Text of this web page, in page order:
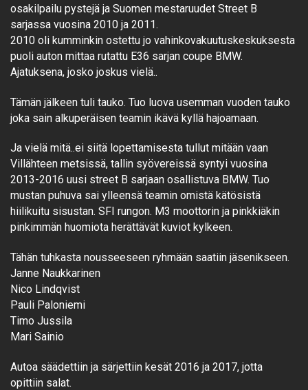
osakilpailu pystejä ja Suomen mestaruudet Street B
sarjassa vuosina 2010 ja 2011.
2010 oli kumminkin ostettu jo vahinkovakuutuskeskuksesta
puoli auton mittaa rutattu E36 sarjan coupe BMW.
Ajatuksena, josko joskus vielä..
Tämän jälkeen tuli tauko. Tuo luova usemman vuoden tauko
joka sain alkuperäisen teamin ikävä kyllä hajoamaan.
Ja vielä mitä..ei siitä lopettamisesta tullut mitään vaan
Villähteen metsissä, tallin syövereissä syntyi vuosina
2013-2016 uusi street B sarjaan osallistuva BMW. Tuo
mustan puhuva sai ylleensä teamin omistä kätösistä
hiilikuitu sisustan. SFI rungon. M3 moottorin ja pinkkiäkin
pinkimmän huomiota herättävät kuviot kylkeen.
Tähän tuhkasta nousseeseen ryhmään saatiin jäsenikseen.
Janne Naukkarinen
Nico Lindqvist
Pauli Paloniemi
Timo Jussila
Mari Sainio
Autoa säädettiin ja särjettiin kesät 2016 ja 2017, jotta
opittiin salat.